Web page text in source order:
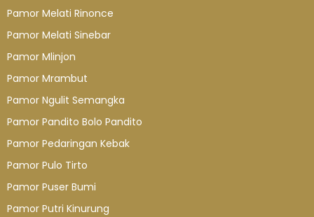
Pamor Melati Rinonce
Pamor Melati Sinebar
Pamor Mlinjon
Pamor Mrambut
Pamor Ngulit Semangka
Pamor Pandito Bolo Pandito
Pamor Pedaringan Kebak
Pamor Pulo Tirto
Pamor Puser Bumi
Pamor Putri Kinurung